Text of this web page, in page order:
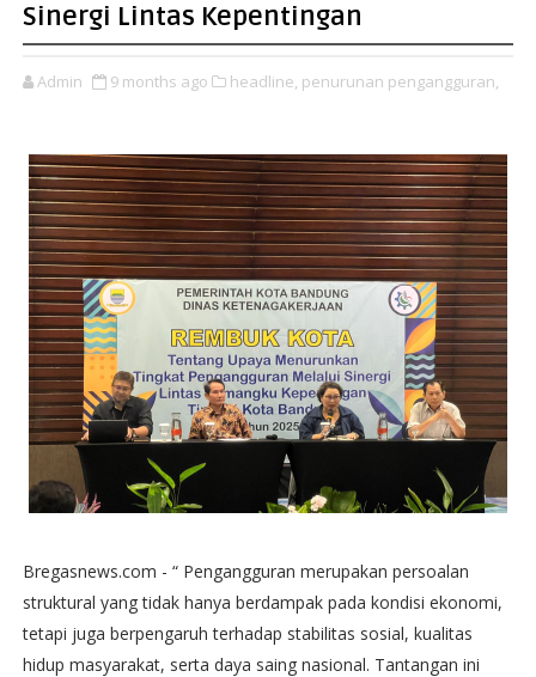
Sinergi Lintas Kepentingan
Admin 9 months ago headline, penurunan pengangguran,
Bregasnews.com - “ Pengangguran merupakan persoalan
struktural yang tidak hanya berdampak pada kondisi ekonomi,
tetapi juga berpengaruh terhadap stabilitas sosial, kualitas
hidup masyarakat, serta daya saing nasional. Tantangan ini